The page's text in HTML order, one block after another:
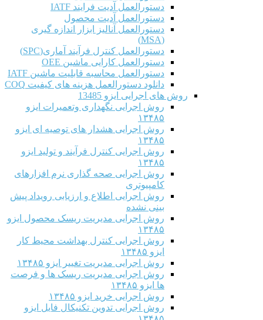
دستورالعمل آدیت فرایند IATF
دستورالعمل آدیت محصول
دستورالعمل آنالیز ابزار اندازه گیری
(MSA)
دستورالعمل کنترل فرآیند آماری(SPC)
دستورالعمل کارایی ماشین OEE
دستورالعمل محاسبه قابلیت ماشین IATF
دانلود دستورالعمل هزینه های کیفیت COQ
روش های اجرایی ایزو 13485
روش اجرایی نگهداری وتعمیرات ایزو
۱۳۴۸۵
روش اجرایی هشدار های توصیه ای ایزو
۱۳۴۸۵
روش اجرایی کنترل فرآیند و تولید ایزو
۱۳۴۸۵
روش اجرایی صحه گذاری نرم افزارهای
کامپیوتری
روش اجرایی اطلاع و ارزیابی رویداد پیش
بینی نشده
روش اجرایی مدیریت ریسک محصول ایزو
۱۳۴۸۵
روش اجرایی کنترل بهداشت محیط کار
ایزو ۱۳۴۸۵
روش اجرایی مدیریت تغییر ایزو ۱۳۴۸۵
روش اجرایی مدیریت ریسک ها و فرصت
ها ایزو ۱۳۴۸۵
روش اجرایی خرید ایزو ۱۳۴۸۵
روش اجرایی تدوین تکنیکال فایل ایزو